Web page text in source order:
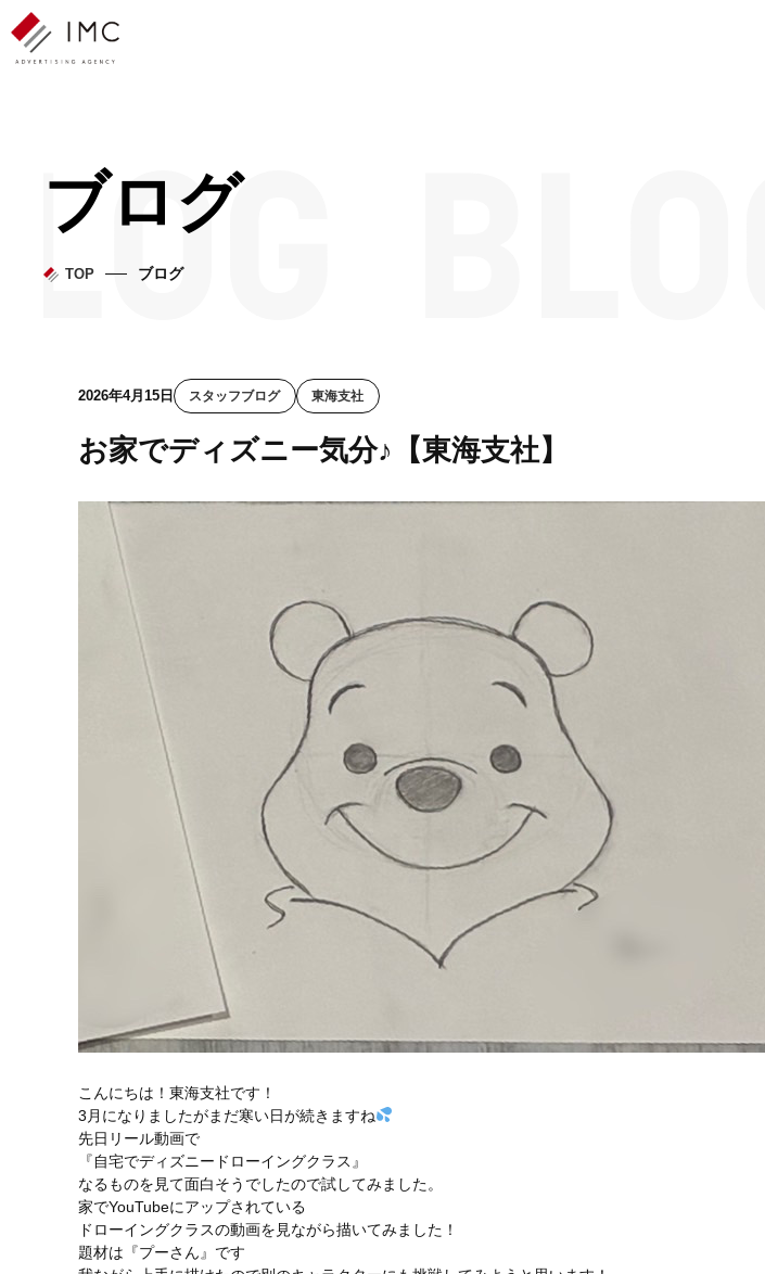
ブログ
TOP ブログ
2026年4月15日 スタッフブログ 東海支社
お家でディズニー気分♪【東海支社】
こんにちは！東海支社です！
3月になりましたがまだ寒い日が続きますね
先日リール動画で
『自宅でディズニードローイングクラス』
なるものを見て面白そうでしたので試してみました。
家でYouTubeにアップされている
ドローイングクラスの動画を見ながら描いてみました！
題材は『プーさん』です